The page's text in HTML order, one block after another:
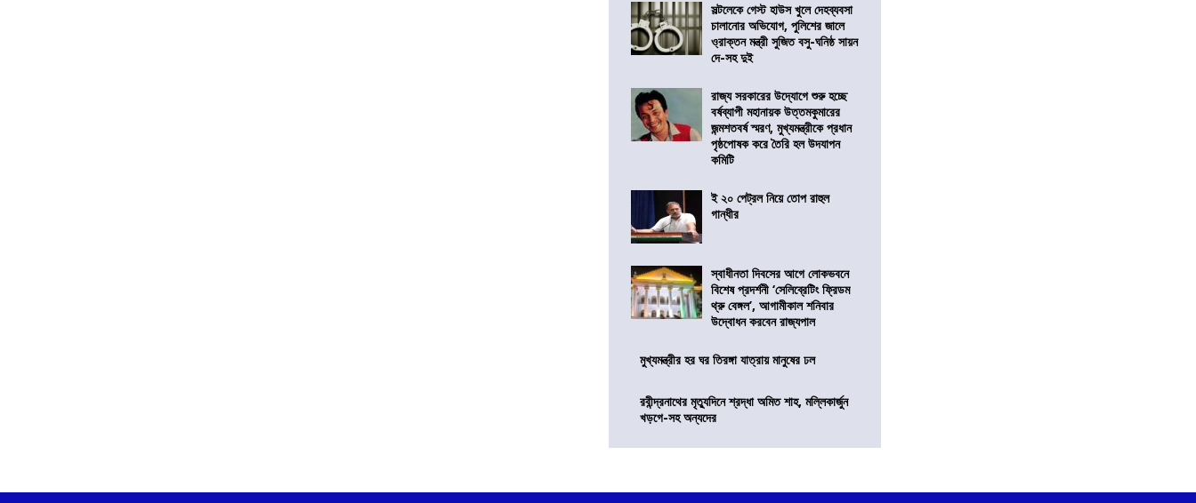
সল্টলেকে গেস্ট হাউস খুলে দেহব্যবসা
চালানোর অভিযোগ, পুলিশের জালে
ও্রাক্তন মন্ত্রী সুজিত বসু-ঘনিষ্ঠ সায়ন
দে-সহ দুই
রাজ্য সরকারের উদ্যোগে শুরু হচ্ছে
বর্ষব্যাপী মহানায়ক উত্তমকুমারের
জন্মশতবর্ষ স্মরণ, মুখ্যমন্ত্রীকে প্রধান
পৃষ্ঠপোষক করে তৈরি হল উদযাপন
কমিটি
ই ২০ পেট্রল নিয়ে তোপ রাহুল
গান্ধীর
স্বাধীনতা দিবসের আগে লোকভবনে
বিশেষ প্রদর্শনী ‘সেলিব্রেটিং ফ্রিডম
থ্রু বেঙ্গল’, আগামীকাল শনিবার
উদ্বোধন করবেন রাজ্যপাল
মুখ্যমন্ত্রীর হর ঘর তিরঙ্গা যাত্রায় মানুষের ঢল
রবীন্দ্রনাথের মৃত্যুদিনে শ্রদ্ধা অমিত শাহ, মল্লিকার্জুন
খড়গে-সহ অন্যদের